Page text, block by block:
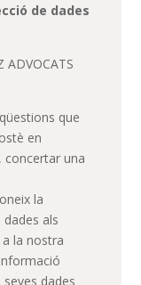
de dades
ADVOCATS
que
en
concertar una
la
als
la nostra
dades